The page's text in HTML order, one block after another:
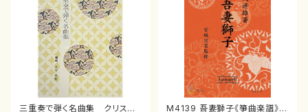
三重奏で弾く名曲集 クリスマ
M4139 吾妻獅子《箏曲楽譜》